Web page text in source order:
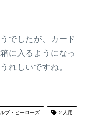
でしたが、カード
に入るようになっ
れしいですね。
ブ・ヒーローズ ２人用